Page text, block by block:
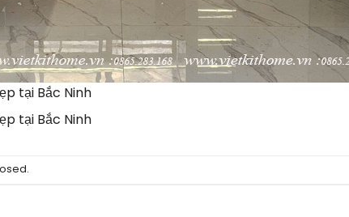
tại Bắc Ninh
tại Bắc Ninh